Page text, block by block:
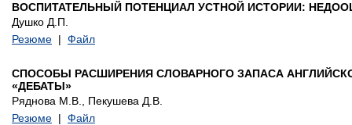
ВОСПИТАТЕЛЬНЫЙ ПОТЕНЦИАЛ УСТНОЙ ИСТОРИИ:
Душко Д.П.
Резюме | Файл
СПОСОБЫ РАСШИРЕНИЯ СЛОВАРНОГО ЗАПАСА
«ДЕБАТЫ»
Ряднова М.В., Пекушева Д.В.
Резюме | Файл